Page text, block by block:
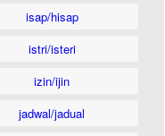
isap/hisap
istri/isteri
izin/ijin
jadwal/jadual